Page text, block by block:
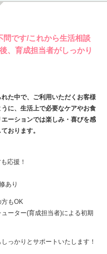
問です/これから生活相談
、育成担当者がしっかり
た中で、ご利用いただくお客様
に、生活上で必要なケアやお食
ーションでは楽しみ・喜びを感
おります。
応援！
あり
もOK
ーター(育成担当者)による初期
っかりとサポートいたします！